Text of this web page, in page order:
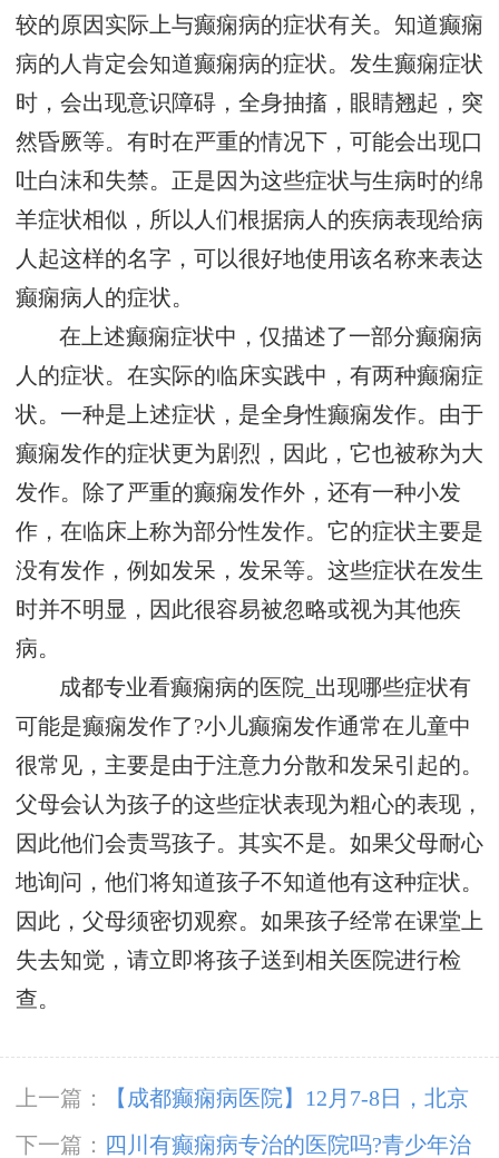
较的原因实际上与癫痫病的症状有关。知道癫痫
病的人肯定会知道癫痫病的症状。发生癫痫症状
时，会出现意识障碍，全身抽搐，眼睛翘起，突
然昏厥等。有时在严重的情况下，可能会出现口
吐白沫和失禁。正是因为这些症状与生病时的绵
羊症状相似，所以人们根据病人的疾病表现给病
人起这样的名字，可以很好地使用该名称来表达
癫痫病人的症状。
在上述癫痫症状中，仅描述了一部分癫痫病
人的症状。在实际的临床实践中，有两种癫痫症
状。一种是上述症状，是全身性癫痫发作。由于
癫痫发作的症状更为剧烈，因此，它也被称为大
发作。除了严重的癫痫发作外，还有一种小发
作，在临床上称为部分性发作。它的症状主要是
没有发作，例如发呆，发呆等。这些症状在发生
时并不明显，因此很容易被忽略或视为其他疾
病。
成都专业看癫痫病的医院_出现哪些症状有
可能是癫痫发作了?小儿癫痫发作通常在儿童中
很常见，主要是由于注意力分散和发呆引起的。
父母会认为孩子的这些症状表现为粗心的表现，
因此他们会责骂孩子。其实不是。如果父母耐心
地询问，他们将知道孩子不知道他有这种症状。
因此，父母须密切观察。如果孩子经常在课堂上
失去知觉，请立即将孩子送到相关医院进行检
查。
上一篇：
【成都癫痫病医院】12月7-8日，北京
三甲知名癫痫专家亲临成都免费会诊，多项援助
下一篇：
四川有癫痫病专治的医院吗?青少年治